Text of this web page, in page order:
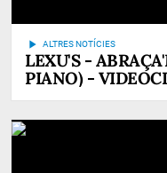
play_arrow ALTRES NOTÍCIES
LEXU'S -
PIANO) -